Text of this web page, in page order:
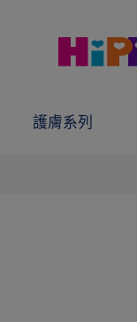
護膚系列